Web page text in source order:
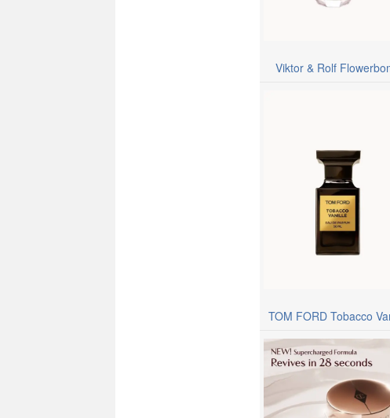
Viktor & Rolf
TOM FORD Tobacco